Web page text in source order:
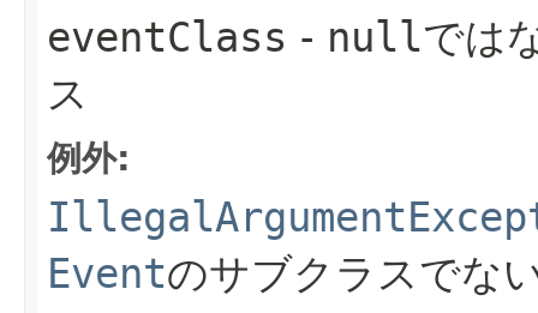
eventClass - nullでは
ス
例外:
Eventのサブクラスでな